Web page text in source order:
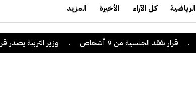
الرياضية كل الآراء الأخيرة المزيد
قرار بفقد الجنسية من 9 أشخاص . وزير التربية يصدر قراراً